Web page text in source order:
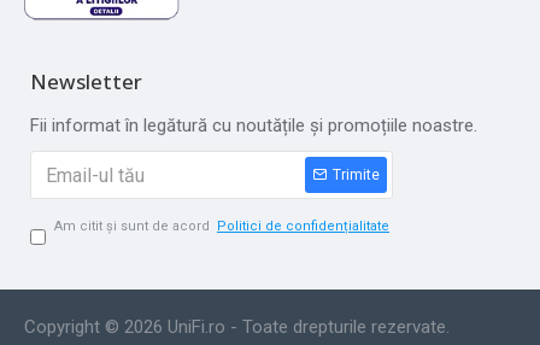
Newsletter
Fii informat în legătură cu noutățile și promoțiile noastre.
Trimite
Am citit și sunt de acord Politici de confidențialitate
Copyright © 2026 UniFi.ro - Toate drepturile rezervate.